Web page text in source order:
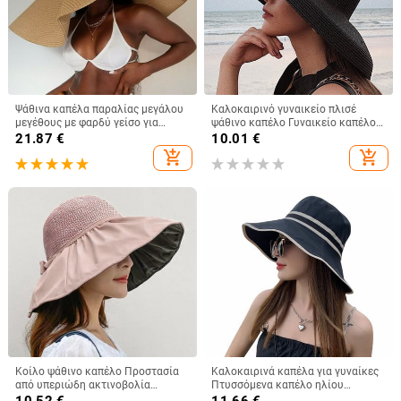
Ψάθινα καπέλα παραλίας μεγάλου
μεγέθους με φαρδύ γείσο για
γυναίκες Με μεγάλη προστασία
από την υπεριώδη ακτινοβολία,
πτυσσόμενο καλοκαιρινό καπέλο
21.87 €
add_shopping_cart
Καλοκαιρινό γυναικείο πλισέ
ψάθινο καπέλο Γυναικείο καπέλο
για ήλιο σε στυλ Hepburn Casual
καπέλο ηλίου με μεγάλο γείσο
δισκέτα καπέλο ηλίου Καπέλο για
10.01 €
add_shopping_cart
Κοίλο ψάθινο καπέλο Προστασία
από υπεριώδη ακτινοβολία
Μεγάλο γείσο Αντιηλιακό κουβά
Καλοκαιρινά καπέλα για γυναίκες
Πτυσσόμενα καπέλο ηλίου
παραλίας Μεγάλο γείσο